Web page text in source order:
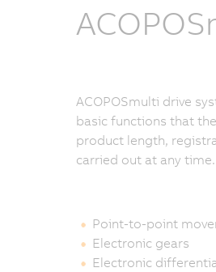
ACOPOSmulti drive
basic functions that
product length,
carried out at any time.
Point-to-point
Electronic gears
Electronic